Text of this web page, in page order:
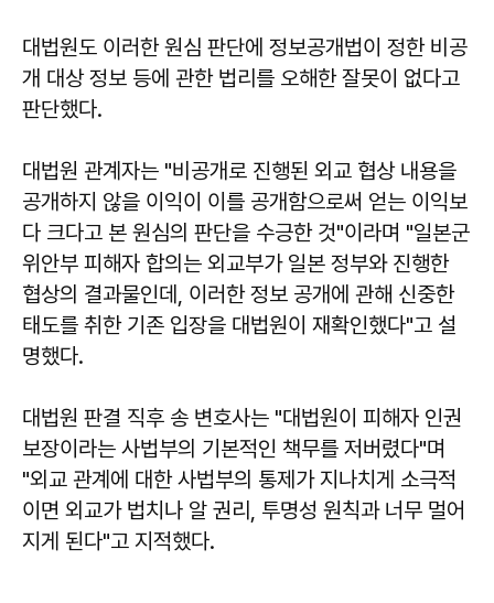
대법원도 이러한 원심 판단에 정보공개법이 정한 비공
개 대상 정보 등에 관한 법리를 오해한 잘못이 없다고
판단했다.
대법원 관계자는 "비공개로 진행된 외교 협상 내용을
공개하지 않을 이익이 이를 공개함으로써 얻는 이익보
다 크다고 본 원심의 판단을 수긍한 것"이라며 "일본군
위안부 피해자 합의는 외교부가 일본 정부와 진행한
협상의 결과물인데, 이러한 정보 공개에 관해 신중한
태도를 취한 기존 입장을 대법원이 재확인했다"고 설
명했다.
대법원 판결 직후 송 변호사는 "대법원이 피해자 인권
보장이라는 사법부의 기본적인 책무를 저버렸다"며
"외교 관계에 대한 사법부의 통제가 지나치게 소극적
이면 외교가 법치나 알 권리, 투명성 원칙과 너무 멀어
지게 된다"고 지적했다.